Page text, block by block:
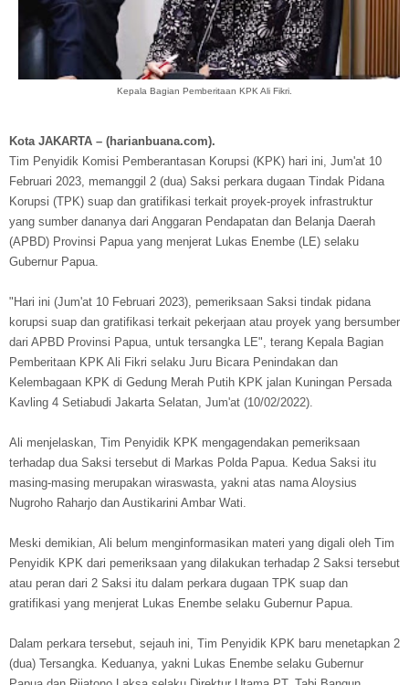
Kepala Bagian Pemberitaan KPK Ali Fikri.
Kota JAKARTA – (harianbuana.com).
Tim Penyidik Komisi Pemberantasan Korupsi (KPK) hari ini, Jum'at 10
Februari 2023, memanggil 2 (dua) Saksi perkara dugaan Tindak Pidana
Korupsi (TPK) suap dan gratifikasi terkait proyek-proyek infrastruktur
yang sumber dananya dari Anggaran Pendapatan dan Belanja Daerah
(APBD) Provinsi Papua yang menjerat Lukas Enembe (LE) selaku
Gubernur Papua.
"Hari ini (Jum'at 10 Februari 2023), pemeriksaan Saksi tindak pidana
korupsi suap dan gratifikasi terkait pekerjaan atau proyek yang bersumber
dari APBD Provinsi Papua, untuk tersangka LE", terang Kepala Bagian
Pemberitaan KPK Ali Fikri selaku Juru Bicara Penindakan dan
Kelembagaan KPK di Gedung Merah Putih KPK jalan Kuningan Persada
Kavling 4 Setiabudi Jakarta Selatan, Jum'at (10/02/2022).
Ali menjelaskan, Tim Penyidik KPK mengagendakan pemeriksaan
terhadap dua Saksi tersebut di Markas Polda Papua. Kedua Saksi itu
masing-masing merupakan wiraswasta, yakni atas nama Aloysius
Nugroho Raharjo dan Austikarini Ambar Wati.
Meski demikian, Ali belum menginformasikan materi yang digali oleh Tim
Penyidik KPK dari pemeriksaan yang dilakukan terhadap 2 Saksi tersebut
atau peran dari 2 Saksi itu dalam perkara dugaan TPK suap dan
gratifikasi yang menjerat Lukas Enembe selaku Gubernur Papua.
Dalam perkara tersebut, sejauh ini, Tim Penyidik KPK baru menetapkan 2
(dua) Tersangka. Keduanya, yakni Lukas Enembe selaku Gubernur